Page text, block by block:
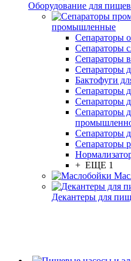
Оборудование для
промышленные
Сепараторы
Сепараторы
Сепараторы
Сепараторы
Бактофуги
Сепараторы
Сепараторы
Сепараторы
Сепараторы
Сепараторы
+ ЕЩЕ 1
Декантеры для